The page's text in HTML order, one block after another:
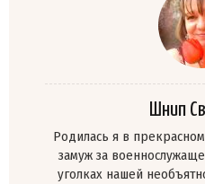
Шнип
Родилась я в
замуж за
уголках нашей